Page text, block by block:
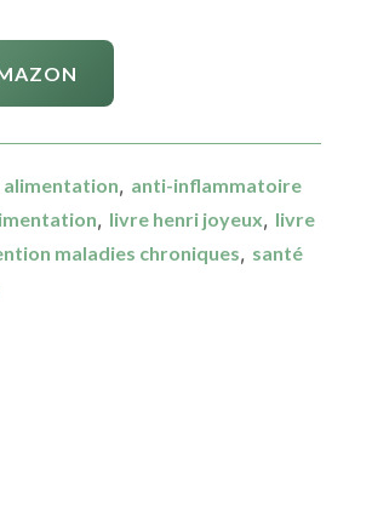
alimentation, anti-inflammatoire
, livre henri joyeux, livre
maladies chroniques, santé